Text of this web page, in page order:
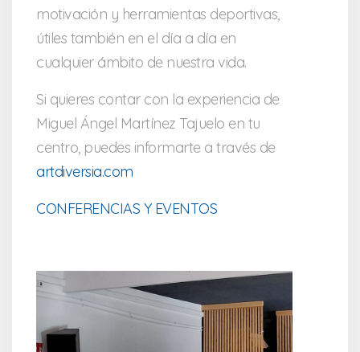
motivación y herramientas deportivas,
útiles también en el día a día en
cualquier ámbito de nuestra vida.
Si quieres contar con la experiencia de
Miguel Ángel Martínez Tajuelo en tu
centro, puedes informarte a través de
artdiversia.com
CONFERENCIAS Y EVENTOS